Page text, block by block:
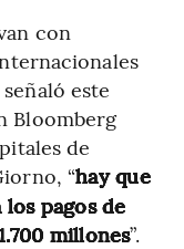
con
este
Bloomberg
de
“hay que
pagos de
millones”.